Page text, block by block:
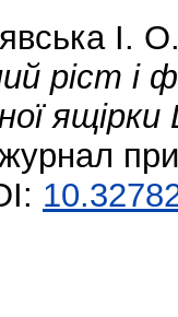
І.
ріст і
журнал